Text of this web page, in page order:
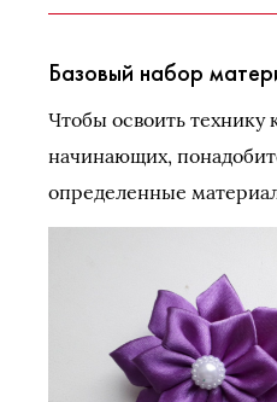
Базовый набор
Чтобы освоить технику
начинающих,
определенные